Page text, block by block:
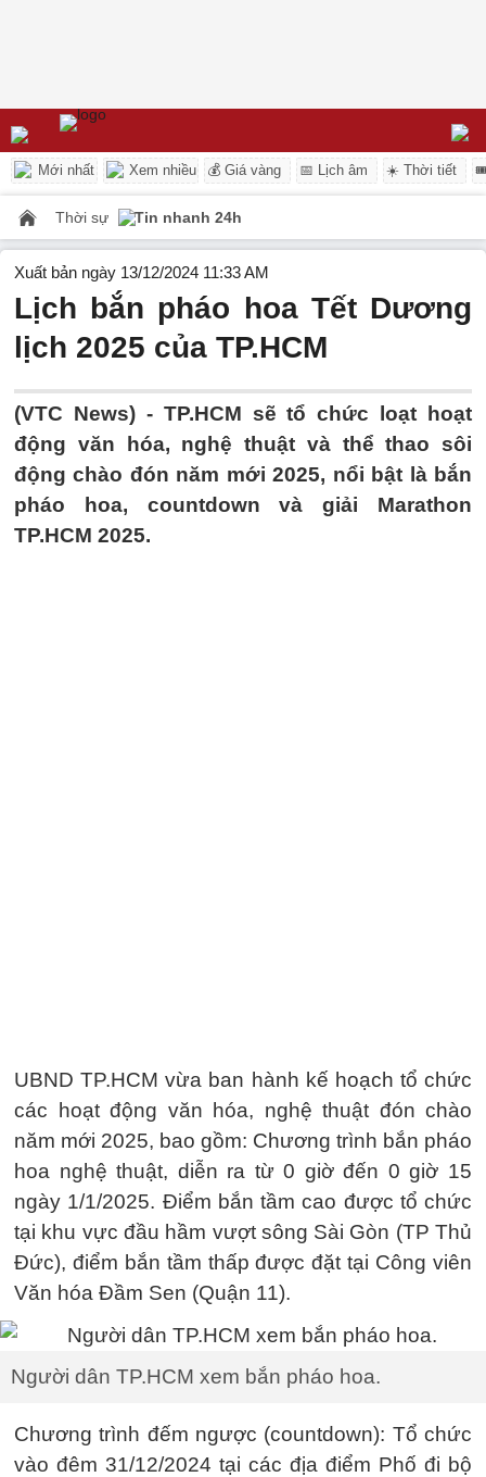
Mới nhất Xem nhiều 💰 Giá vàng 📅 Lịch âm ☀️ Thời tiết
Thời sự Tin nhanh 24h
Xuất bản ngày 13/12/2024 11:33 AM
Lịch bắn pháo hoa Tết Dương
lịch 2025 của TP.HCM
(VTC News) - TP.HCM sẽ tổ chức loạt hoạt
động văn hóa, nghệ thuật và thể thao sôi
động chào đón năm mới 2025, nổi bật là bắn
pháo hoa, countdown và giải Marathon
TP.HCM 2025.
UBND TP.HCM vừa ban hành kế hoạch tổ chức
các hoạt động văn hóa, nghệ thuật đón chào
năm mới 2025, bao gồm: Chương trình bắn pháo
hoa nghệ thuật, diễn ra từ 0 giờ đến 0 giờ 15
ngày 1/1/2025. Điểm bắn tầm cao được tổ chức
tại khu vực đầu hầm vượt sông Sài Gòn (TP Thủ
Đức), điểm bắn tầm thấp được đặt tại Công viên
Văn hóa Đầm Sen (Quận 11).
Người dân TP.HCM xem bắn pháo hoa.
Chương trình đếm ngược (countdown): Tổ chức
vào đêm 31/12/2024 tại các địa điểm Phố đi bộ